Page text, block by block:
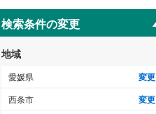
ジ
に
保
存
す
る
検索条件の変更
地域
愛媛県 変更
西条市
変更